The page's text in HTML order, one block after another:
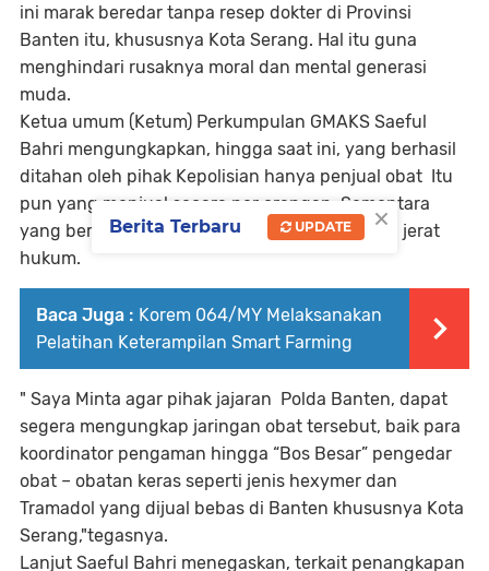
ini marak beredar tanpa resep dokter di Provinsi
Banten itu, khususnya Kota Serang. Hal itu guna
menghindari rusaknya moral dan mental generasi
muda.
Ketua umum (Ketum) Perkumpulan GMAKS Saeful
Bahri mengungkapkan, hingga saat ini, yang berhasil
ditahan oleh pihak Kepolisian hanya penjual obat Itu
pun yang menjual secara per orangan. Sementara
yang berkedok toko kosmetik seolah luput dari jerat
hukum.
Baca Juga : Korem 064/MY Melaksanakan
Pelatihan Keterampilan Smart Farming
" Saya Minta agar pihak jajaran Polda Banten, dapat
segera mengungkap jaringan obat tersebut, baik para
koordinator pengaman hingga “Bos Besar” pengedar
obat – obatan keras seperti jenis hexymer dan
Tramadol yang dijual bebas di Banten khususnya Kota
Serang,"tegasnya.
Lanjut Saeful Bahri menegaskan, terkait penangkapan
×
Berita Terbaru UPDATE